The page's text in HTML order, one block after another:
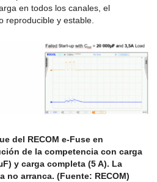
en todos los canales, el
reproducible y estable.
del RECOM e-Fuse en
de la competencia con carga
y carga completa (5 A). La
no arranca. (Fuente: RECOM)